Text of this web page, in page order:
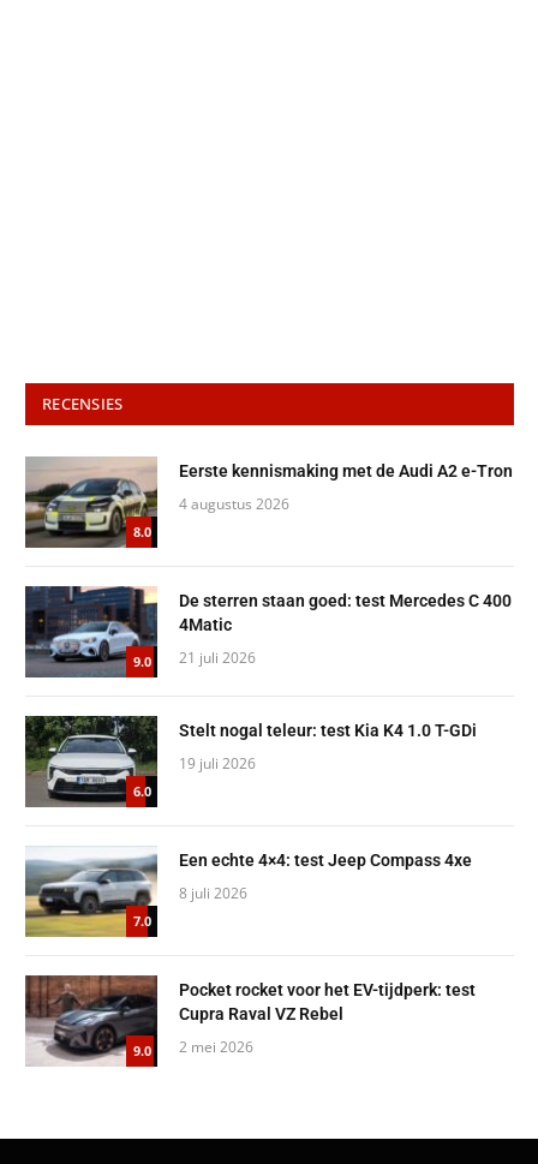
RECENSIES
8.0
Eerste kennismaking met de Audi A2 e-Tron
4 augustus 2026
9.0
De sterren staan goed: test Mercedes C 400
4Matic
21 juli 2026
6.0
Stelt nogal teleur: test Kia K4 1.0 T-GDi
19 juli 2026
7.0
Een echte 4×4: test Jeep Compass 4xe
8 juli 2026
9.0
Pocket rocket voor het EV-tijdperk: test
Cupra Raval VZ Rebel
2 mei 2026